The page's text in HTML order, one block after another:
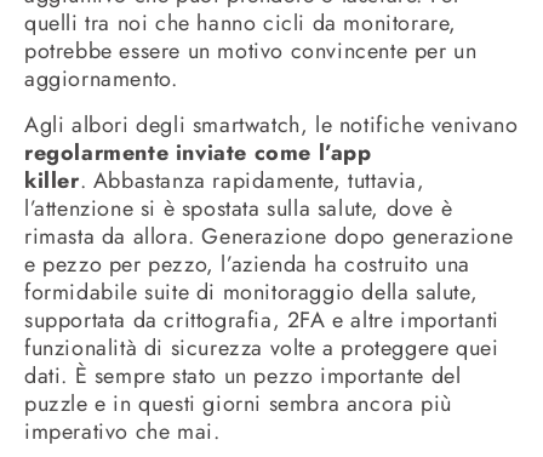
quelli tra noi che hanno cicli da monitorare,
potrebbe essere un motivo convincente per un
aggiornamento.
Agli albori degli smartwatch, le notifiche venivano
regolarmente inviate come l’app
killer. Abbastanza rapidamente, tuttavia,
l’attenzione si è spostata sulla salute, dove è
rimasta da allora. Generazione dopo generazione
e pezzo per pezzo, l’azienda ha costruito una
formidabile suite di monitoraggio della salute,
supportata da crittografia, 2FA e altre importanti
funzionalità di sicurezza volte a proteggere quei
dati. È sempre stato un pezzo importante del
puzzle e in questi giorni sembra ancora più
imperativo che mai.